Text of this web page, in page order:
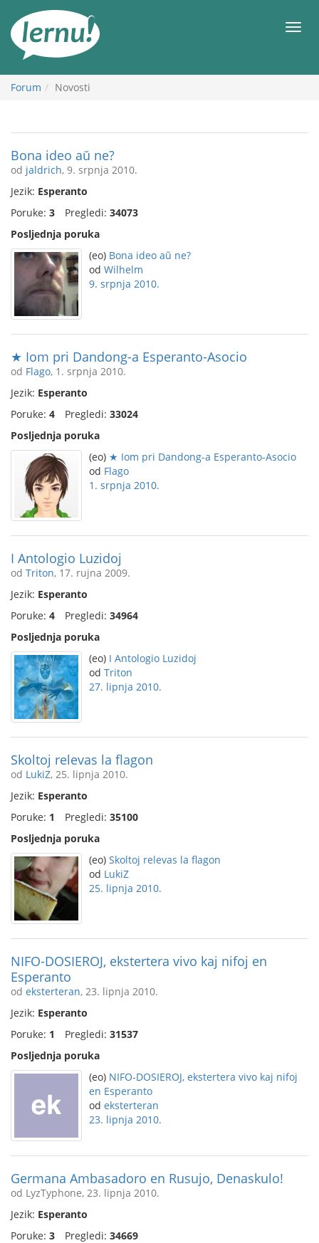
Meni
Forum Novosti
Bona ideo aŭ ne?
od jaldrich, 9. srpnja 2010.
Jezik: Esperanto
Poruke: 3 Pregledi: 34073
Posljednja poruka
(eo) Bona ideo aŭ ne?
od Wilhelm
9. srpnja 2010.
★ Iom pri Dandong-a Esperanto-Asocio
od Flago, 1. srpnja 2010.
Jezik: Esperanto
Poruke: 4 Pregledi: 33024
Posljednja poruka
(eo) ★ Iom pri Dandong-a Esperanto-Asocio
od Flago
1. srpnja 2010.
I Antologio Luzidoj
od Triton, 17. rujna 2009.
Jezik: Esperanto
Poruke: 4 Pregledi: 34964
Posljednja poruka
(eo) I Antologio Luzidoj
od Triton
27. lipnja 2010.
Skoltoj relevas la flagon
od LukiZ, 25. lipnja 2010.
Jezik: Esperanto
Poruke: 1 Pregledi: 35100
Posljednja poruka
(eo) Skoltoj relevas la flagon
od LukiZ
25. lipnja 2010.
NIFO-DOSIEROJ, ekstertera vivo kaj nifoj en
Esperanto
od eksterteran, 23. lipnja 2010.
Jezik: Esperanto
Poruke: 1 Pregledi: 31537
Posljednja poruka
(eo) NIFO-DOSIEROJ, ekstertera vivo kaj nifoj
en Esperanto
od eksterteran
23. lipnja 2010.
Germana Ambasadoro en Rusujo, Denaskulo!
od LyzTyphone, 23. lipnja 2010.
Jezik: Esperanto
Poruke: 3 Pregledi: 34669